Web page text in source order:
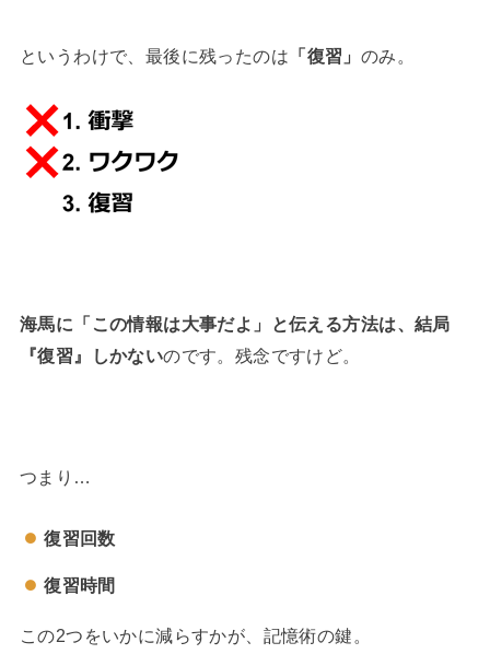
というわけで、最後に残ったのは 「復習」 のみ。
海馬に「この情報は大事だよ」と伝える方法は、結局
『復習』しかないのです。残念ですけど。
つまり…
復習回数
復習時間
この2つをいかに減らすかが、記憶術の鍵。